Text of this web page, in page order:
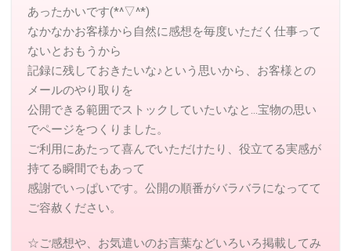
あったかいです(*^▽^*)
なかなかお客様から自然に感想を毎度いただく仕事って
ないとおもうから
記録に残しておきたいな♪という思いから、お客様との
メールのやり取りを
公開できる範囲でストックしていたいなと…宝物の思い
でページをつくりました。
ご利用にあたって喜んでいただけたり、役立てる実感が
持てる瞬間でもあって
感謝でいっぱいです。公開の順番がバラバラになってて
ご容赦ください。
☆ご感想や、お気遣いのお言葉などいろいろ掲載してみ